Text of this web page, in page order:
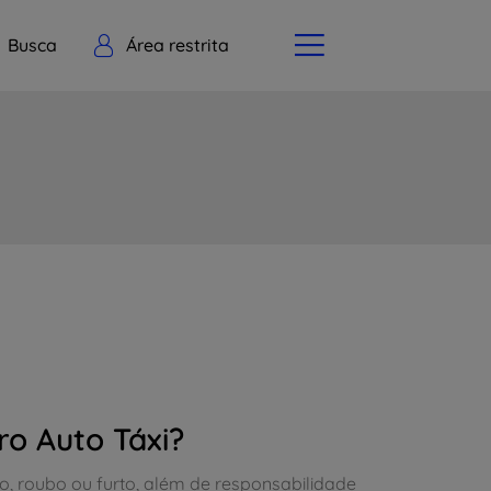
Busca Área restrita
Auto Táxi?
roubo ou furto, além de responsabilidade